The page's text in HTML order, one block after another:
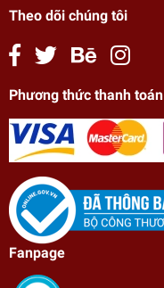
Theo dõi chúng tôi
Phương thức thanh toán
Fanpage